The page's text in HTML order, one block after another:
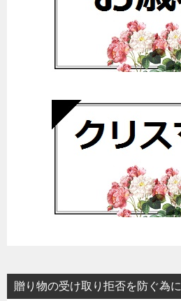
贈り物の受け取り拒否を防ぐ為に